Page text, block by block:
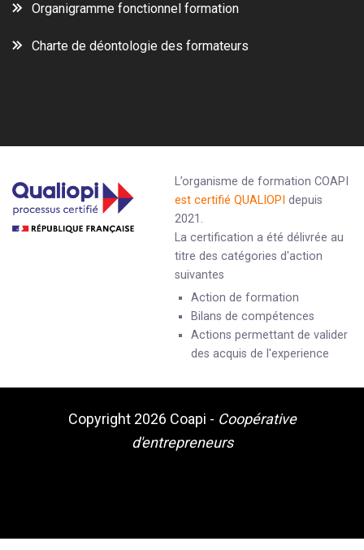
Organigramme fonctionnel formation
Charte de déontologie des formateurs
L’organisme de formation COAPI
est certifié QUALIOPI depuis
2021.
La certification a été délivrée au
titre des catégories d'action
suivantes
Action de formation
Bilans de compétences
Actions permettant de valider
des acquis de l'experience
Copyright 2026 Coapi - Coopérative
d'entrepreneurs